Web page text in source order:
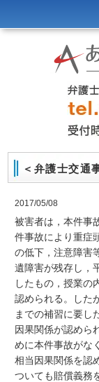
＜弁護士交通
2017/05/08
被害者は，本件事
件事故により重症
の低下，注意障害
遺障害が残存し，
したもの，授業の
認められる。した
までの補習に要し
因果関係が認めら
めに本件事故がな
相当因果関係を認
ついても賠償義務